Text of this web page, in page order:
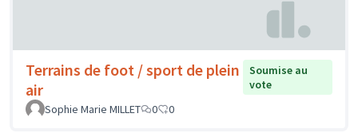
Terrains de foot / sport de plein
air
Soumise au
vote
Sophie Marie MILLET
0 0